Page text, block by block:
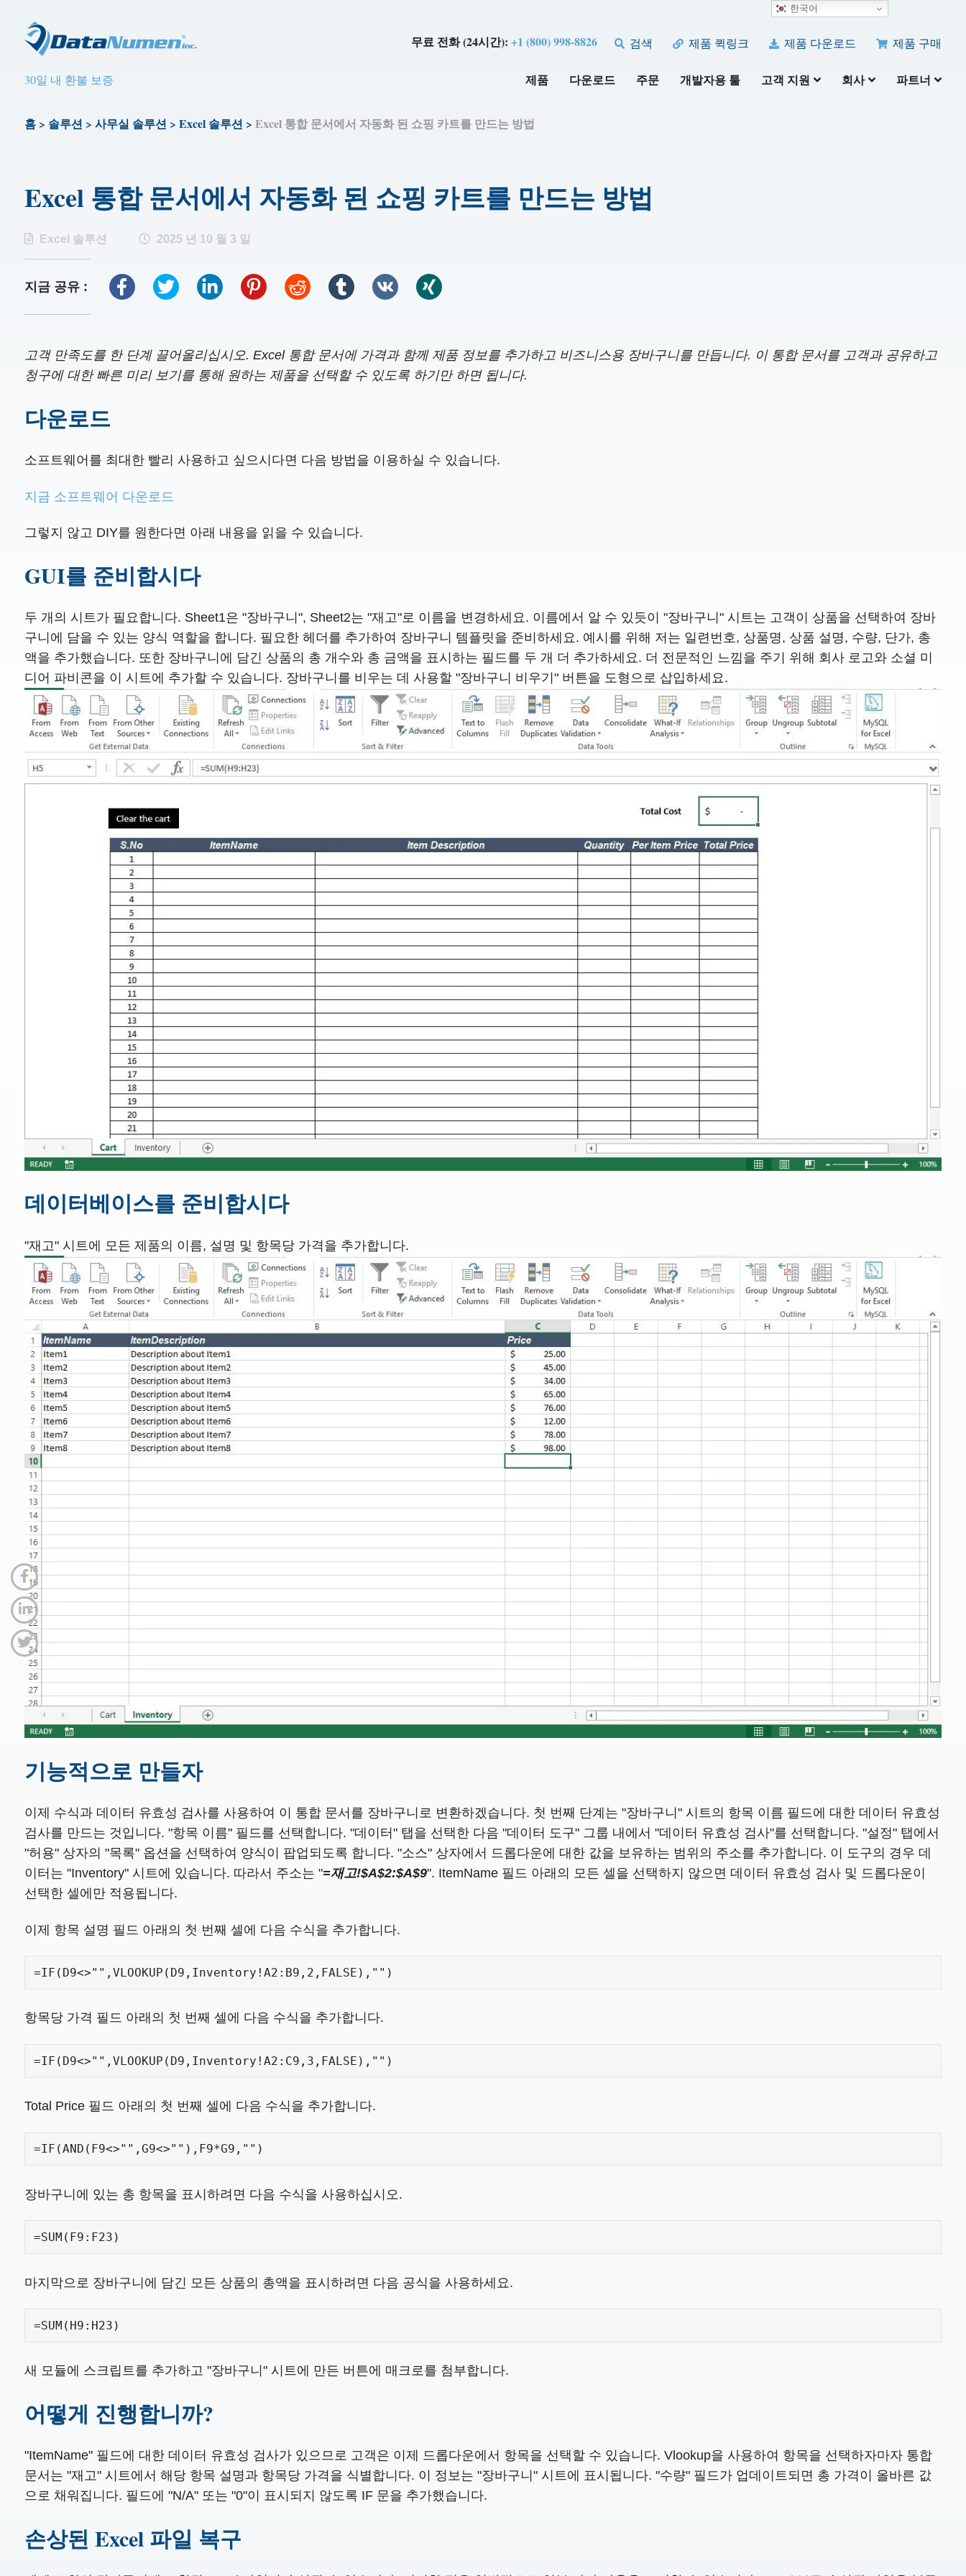
무료 전화 (24시간):+1 (800) 998-8826 검색 제품 퀵링크 제품 다운로드 제품 구매
30일 내 환불 보증 제품 다운로드 주문 개발자용 툴 고객 지원 회사 파트너
홈> 솔루션 > 사무실 솔루션 > Excel 솔루션 > Excel 통합 문서에서 자동화 된 쇼핑 카트를 만드는 방법
Excel 통합 문서에서 자동화 된 쇼핑 카트를 만드는 방법
Excel 솔루션 2025 년 10 월 3 일
지금 공유 :
고객 만족도를 한 단계 끌어올리십시오. Excel 통합 문서에 가격과 함께 제품 정보를 추가하고 비즈니스용 장바구니를 만듭니다. 이 통합 문서를 고객과 공유하고
청구에 대한 빠른 미리 보기를 통해 원하는 제품을 선택할 수 있도록 하기만 하면 됩니다.
다운로드
소프트웨어를 최대한 빨리 사용하고 싶으시다면 다음 방법을 이용하실 수 있습니다.
지금 소프트웨어 다운로드
그렇지 않고 DIY를 원한다면 아래 내용을 읽을 수 있습니다.
GUI를 준비합시다
두 개의 시트가 필요합니다. Sheet1은 "장바구니", Sheet2는 "재고"로 이름을 변경하세요. 이름에서 알 수 있듯이 "장바구니" 시트는 고객이 상품을 선택하여 장바
구니에 담을 수 있는 양식 역할을 합니다. 필요한 헤더를 추가하여 장바구니 템플릿을 준비하세요. 예시를 위해 저는 일련번호, 상품명, 상품 설명, 수량, 단가, 총
액을 추가했습니다. 또한 장바구니에 담긴 상품의 총 개수와 총 금액을 표시하는 필드를 두 개 더 추가하세요. 더 전문적인 느낌을 주기 위해 회사 로고와 소셜 미
디어 파비콘을 이 시트에 추가할 수 있습니다. 장바구니를 비우는 데 사용할 "장바구니 비우기" 버튼을 도형으로 삽입하세요.
데이터베이스를 준비합시다
"재고" 시트에 모든 제품의 이름, 설명 및 항목당 가격을 추가합니다.
기능적으로 만들자
이제 수식과 데이터 유효성 검사를 사용하여 이 통합 문서를 장바구니로 변환하겠습니다. 첫 번째 단계는 "장바구니" 시트의 항목 이름 필드에 대한 데이터 유효성
검사를 만드는 것입니다. "항목 이름" 필드를 선택합니다. "데이터" 탭을 선택한 다음 "데이터 도구" 그룹 내에서 "데이터 유효성 검사"를 선택합니다. "설정" 탭에서
"허용" 상자의 "목록" 옵션을 선택하여 양식이 팝업되도록 합니다. "소스" 상자에서 드롭다운에 대한 값을 보유하는 범위의 주소를 추가합니다. 이 도구의 경우 데
이터는 "Inventory" 시트에 있습니다. 따라서 주소는 "=재고!$A$2:$A$9". ItemName 필드 아래의 모든 셀을 선택하지 않으면 데이터 유효성 검사 및 드롭다운이
선택한 셀에만 적용됩니다.
이제 항목 설명 필드 아래의 첫 번째 셀에 다음 수식을 추가합니다.
=IF(D9<>"",VLOOKUP(D9,Inventory!A2:B9,2,FALSE),"")
항목당 가격 필드 아래의 첫 번째 셀에 다음 수식을 추가합니다.
=IF(D9<>"",VLOOKUP(D9,Inventory!A2:C9,3,FALSE),"")
Total Price 필드 아래의 첫 번째 셀에 다음 수식을 추가합니다.
=IF(AND(F9<>"",G9<>""),F9*G9,"")
장바구니에 있는 총 항목을 표시하려면 다음 수식을 사용하십시오.
=SUM(F9:F23)
마지막으로 장바구니에 담긴 모든 상품의 총액을 표시하려면 다음 공식을 사용하세요.
=SUM(H9:H23)
새 모듈에 스크립트를 추가하고 "장바구니" 시트에 만든 버튼에 매크로를 첨부합니다.
어떻게 진행합니까?
"ItemName" 필드에 대한 데이터 유효성 검사가 있으므로 고객은 이제 드롭다운에서 항목을 선택할 수 있습니다. Vlookup을 사용하여 항목을 선택하자마자 통합
문서는 "재고" 시트에서 해당 항목 설명과 항목당 가격을 식별합니다. 이 정보는 "장바구니" 시트에 표시됩니다. "수량" 필드가 업데이트되면 총 가격이 올바른 값
으로 채워집니다. 필드에 "N/A" 또는 "0"이 표시되지 않도록 IF 문을 추가했습니다.
손상된 Excel 파일 복구
한국어